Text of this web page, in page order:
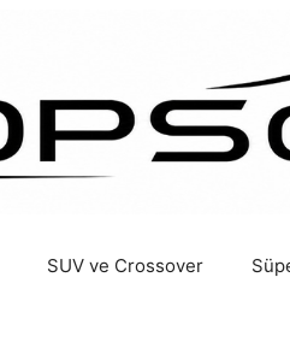
SUV ve Crossover